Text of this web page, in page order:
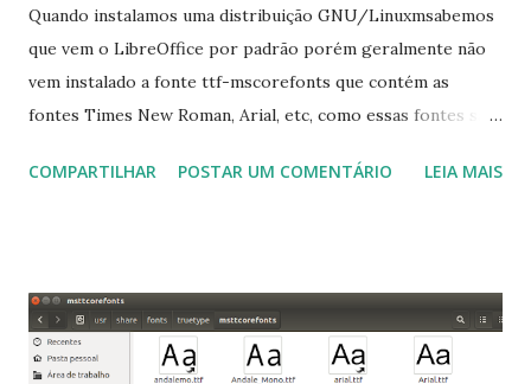
Quando instalamos uma distribuição GNU/Linuxmsabemos
que vem o LibreOffice por padrão porém geralmente não
vem instalado a fonte ttf-mscorefonts que contém as
fontes Times New Roman, Arial, etc, como essas fontes são
a Associação Brasileira de Normas Técnicas (ABNT), exige
que contém essas fontes. Ao instalar o GNU/Linux abra o
terminal e execute o comando: $ sudo apt-get install ttf-
COMPARTILHAR POSTAR UM COMENTÁRIO LEIA MAIS